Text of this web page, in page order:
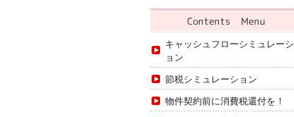
キャッシュフローシミュレーシ
ョン
節税シミュレーション
物件契約前に消費税還付を！